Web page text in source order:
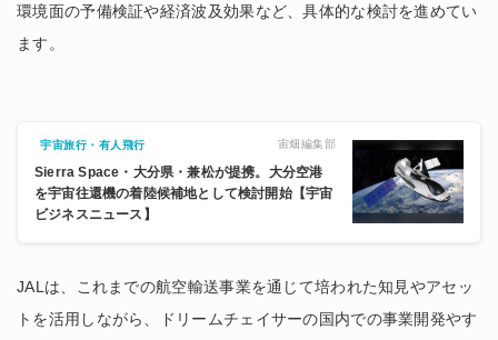
環境面の予備検証や経済波及効果など、具体的な検討を進めてい
ます。
宇宙旅行・有人飛行 宙畑編集部
Sierra Space・大分県・兼松が提携。大分空港
を宇宙往還機の着陸候補地として検討開始【宇宙
ビジネスニュース】
JALは、これまでの航空輸送事業を通じて培われた知見やアセッ
トを活用しながら、ドリームチェイサーの国内での事業開発やす